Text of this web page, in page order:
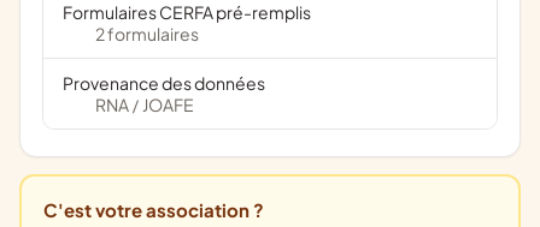
Formulaires CERFA pré-remplis
2 formulaires
Provenance des données
RNA / JOAFE
C'est votre association ?